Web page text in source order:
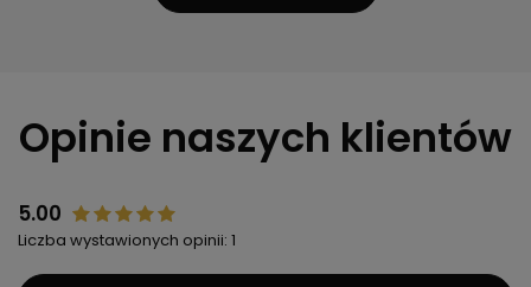
Opinie naszych klientów
5.00
Liczba wystawionych opinii: 1